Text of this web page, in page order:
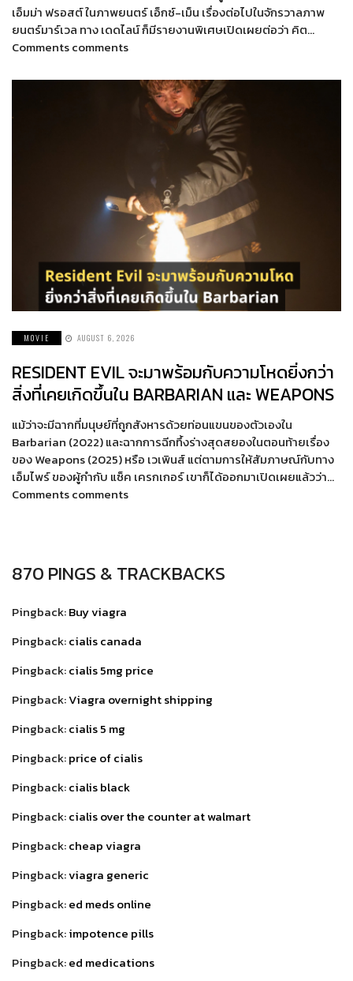
เอ็มม่า ฟรอสต์ ในภาพยนตร์ เอ็กซ์-เม็น เรื่องต่อไปในจักรวาลภาพ
ยนตร์มาร์เวล ทาง เดดไลน์ ก็มีรายงานพิเศษเปิดเผยต่อว่า คิต…
Comments comments
MOVIE AUGUST 6, 2026
RESIDENT EVIL จะมาพร้อมกับความโหดยิ่งกว่า
สิ่งที่เคยเกิดขึ้นใน BARBARIAN และ WEAPONS
แม้ว่าจะมีฉากที่มนุษย์ที่ถูกสังหารด้วยท่อนแขนของตัวเองใน
Barbarian (2022) และฉากการฉีกทึ้งร่างสุดสยองในตอนท้ายเรื่อง
ของ Weapons (2025) หรือ เวเพินส์ แต่ตามการให้สัมภาษณ์กับทาง
เอ็มไพร์ ของผู้กำกับ แซ็ค เครกเกอร์ เขาก็ได้ออกมาเปิดเผยแล้วว่า…
Comments comments
870 PINGS & TRACKBACKS
Pingback:Buy viagra
Pingback:cialis canada
Pingback:cialis 5mg price
Pingback:Viagra overnight shipping
Pingback:cialis 5 mg
Pingback:price of cialis
Pingback:cialis black
Pingback:cialis over the counter at walmart
Pingback:cheap viagra
Pingback:viagra generic
Pingback:ed meds online
Pingback:impotence pills
Pingback:ed medications